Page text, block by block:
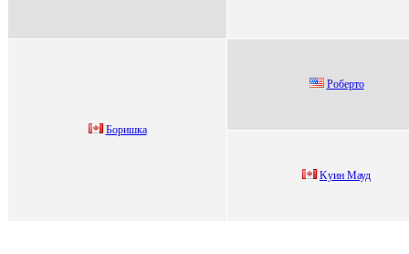
Бoришкa
Рoбертo
Kуин Mауд